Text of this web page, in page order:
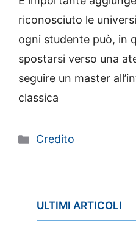
riconosciuto le
ogni studente può, in
spostarsi verso una
seguire un master
classica
Categorie
Credito
ULTIMI ARTICOLI